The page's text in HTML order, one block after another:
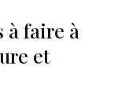
à faire à
et